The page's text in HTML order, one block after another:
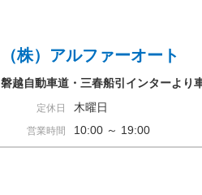
（株）アルファーオート
磐越自動車道・三春船引インターより
定休日 木曜日
営業時間 10:00 ～ 19:00